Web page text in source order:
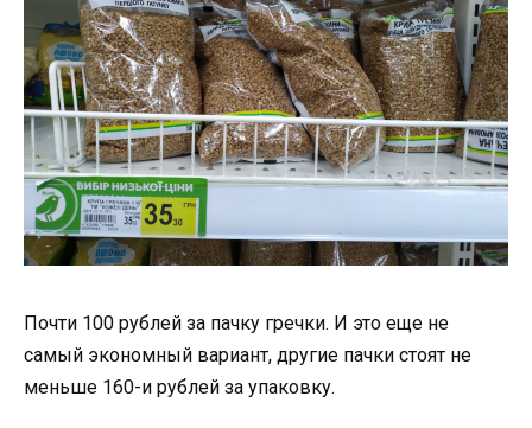
Почти 100 рублей за пачку гречки. И это еще не
самый экономный вариант, другие пачки стоят не
меньше 160-и рублей за упаковку.